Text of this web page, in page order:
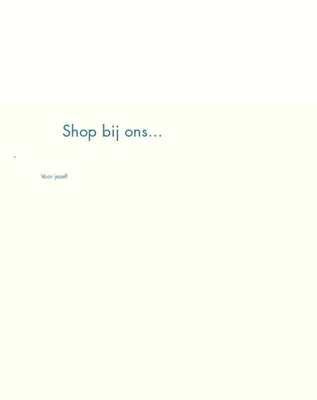
Shop bij ons...
Voor jezelf